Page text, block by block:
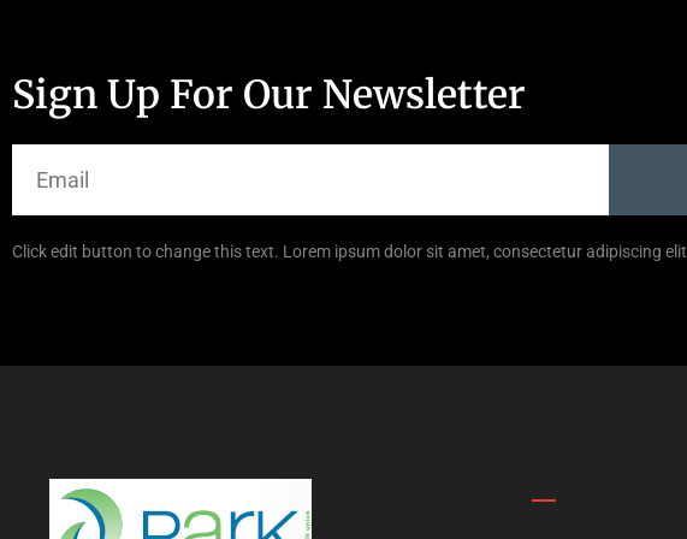
Sign Up For Our Newsletter
Click edit button to change this text. Lorem ipsum dolor sit amet, consectetur adipiscing elit